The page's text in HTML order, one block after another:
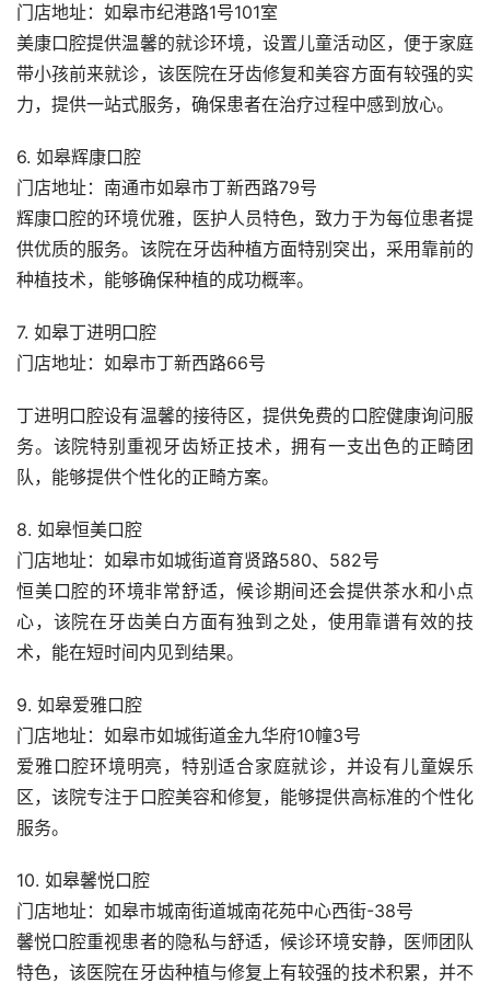
门店地址：如皋市纪港路1号101室
美康口腔提供温馨的就诊环境，设置儿童活动区，便于家庭
带小孩前来就诊，该医院在牙齿修复和美容方面有较强的实
力，提供一站式服务，确保患者在治疗过程中感到放心。
6. 如皋辉康口腔
门店地址：南通市如皋市丁新西路79号
辉康口腔的环境优雅，医护人员特色，致力于为每位患者提
供优质的服务。该院在牙齿种植方面特别突出，采用靠前的
种植技术，能够确保种植的成功概率。
7. 如皋丁进明口腔
门店地址：如皋市丁新西路66号
丁进明口腔设有温馨的接待区，提供免费的口腔健康询问服
务。该院特别重视牙齿矫正技术，拥有一支出色的正畸团
队，能够提供个性化的正畸方案。
8. 如皋恒美口腔
门店地址：如皋市如城街道育贤路580、582号
恒美口腔的环境非常舒适，候诊期间还会提供茶水和小点
心，该院在牙齿美白方面有独到之处，使用靠谱有效的技
术，能在短时间内见到结果。
9. 如皋爱雅口腔
门店地址：如皋市如城街道金九华府10幢3号
爱雅口腔环境明亮，特别适合家庭就诊，并设有儿童娱乐
区，该院专注于口腔美容和修复，能够提供高标准的个性化
服务。
10. 如皋馨悦口腔
门店地址：如皋市城南街道城南花苑中心西街-38号
馨悦口腔重视患者的隐私与舒适，候诊环境安静，医师团队
特色，该医院在牙齿种植与修复上有较强的技术积累，并不